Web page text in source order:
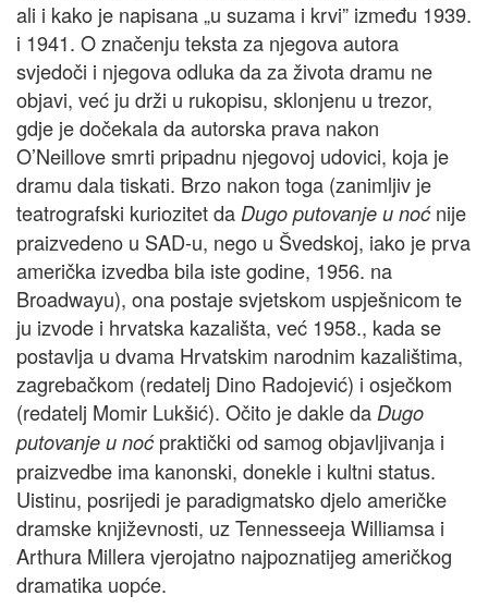
ali i kako je napisana „u suzama i krvi” između 1939.
i 1941. O značenju teksta za njegova autora
svjedoči i njegova odluka da za života dramu ne
objavi, već ju drži u rukopisu, sklonjenu u trezor,
gdje je dočekala da autorska prava nakon
O’Neillove smrti pripadnu njegovoj udovici, koja je
dramu dala tiskati. Brzo nakon toga (zanimljiv je
teatrografski kuriozitet da Dugo putovanje u noćnije
praizvedeno u SAD-u, nego u Švedskoj, iako je prva
američka izvedba bila iste godine, 1956. na
Broadwayu), ona postaje svjetskom uspješnicom te
ju izvode i hrvatska kazališta, već 1958., kada se
postavlja u dvama Hrvatskim narodnim kazalištima,
zagrebačkom (redatelj Dino Radojević) i osječkom
(redatelj Momir Lukšić). Očito je dakle da Dugo
putovanje u noćpraktički od samog objavljivanja i
praizvedbe ima kanonski, donekle i kultni status.
Uistinu, posrijedi je paradigmatsko djelo američke
dramske književnosti, uz Tennesseeja Williamsa i
Arthura Millera vjerojatno najpoznatijeg američkog
dramatika uopće.